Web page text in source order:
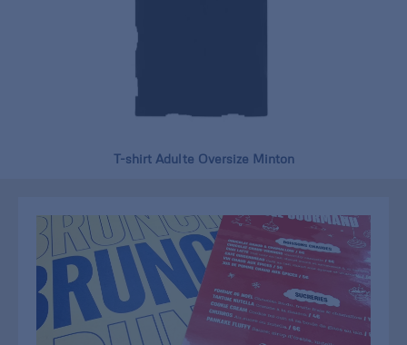
T-shirt Adulte Oversize Minton